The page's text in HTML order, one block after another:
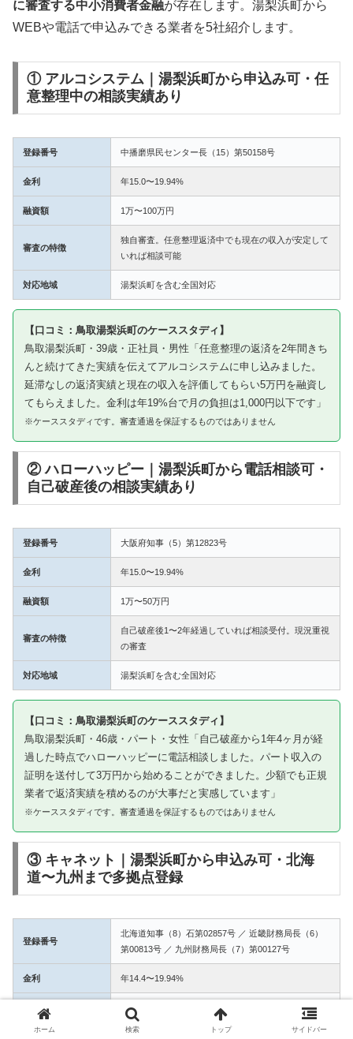
に審査する中小消費者金融が存在します。湯梨浜町から
WEBや電話で申込みできる業者を5社紹介します。
① アルコシステム｜湯梨浜町から申込み可・任
意整理中の相談実績あり
登録番号 中播磨県民センター長（15）第50158号
金利 年15.0〜19.94%
融資額 1万〜100万円
審査の特徴
独自審査。任意整理返済中でも現在の収入が安定して
いれば相談可能
対応地域 湯梨浜町を含む全国対応
【口コミ：鳥取湯梨浜町のケーススタディ】
鳥取湯梨浜町・39歳・正社員・男性「任意整理の返済を2年間きち
んと続けてきた実績を伝えてアルコシステムに申し込みました。
延滞なしの返済実績と現在の収入を評価してもらい5万円を融資し
てもらえました。金利は年19%台で月の負担は1,000円以下です」
※ケーススタディです。審査通過を保証するものではありません
② ハローハッピー｜湯梨浜町から電話相談可・
自己破産後の相談実績あり
登録番号 大阪府知事（5）第12823号
金利 年15.0〜19.94%
融資額 1万〜50万円
審査の特徴
自己破産後1〜2年経過していれば相談受付。現況重視
の審査
対応地域 湯梨浜町を含む全国対応
【口コミ：鳥取湯梨浜町のケーススタディ】
鳥取湯梨浜町・46歳・パート・女性「自己破産から1年4ヶ月が経
過した時点でハローハッピーに電話相談しました。パート収入の
証明を送付して3万円から始めることができました。少額でも正規
業者で返済実績を積めるのが大事だと実感しています」
※ケーススタディです。審査通過を保証するものではありません
③ キャネット｜湯梨浜町から申込み可・北海
道〜九州まで多拠点登録
登録番号
北海道知事（8）石第02857号 ／ 近畿財務局長（6）
第00813号 ／ 九州財務局長（7）第00127号
金利 年14.4〜19.94%
融資額 1万〜50万円
ホーム 検索 トップ サイドバー